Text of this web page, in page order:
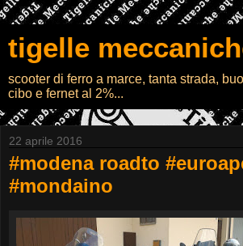
tigelle
scooter di ferro a marce, tanta strada,
cibo e fernet al 2%...
22 aprile 2016
#modena roadto
#mondaino